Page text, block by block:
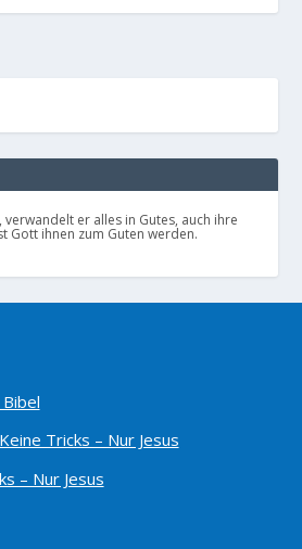
er alles in Gutes, auch ihre
Gott ihnen zum Guten werden.
Tricks – Nur Jesus
– Nur Jesus